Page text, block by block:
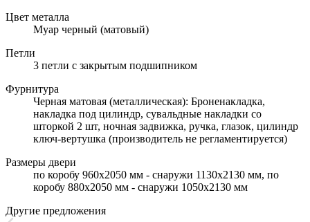
Цвет металла
Муар черный (матовый)
Петли
3 петли с закрытым подшипником
Фурнитура
Черная матовая (металлическая): Броненакладка,
накладка под цилиндр, сувальдные накладки со
шторкой 2 шт, ночная задвижка, ручка, глазок, цилиндр
ключ-вертушка (производитель не регламентируется)
Размеры двери
по коробу 960х2050 мм - снаружи 1130х2130 мм, по
коробу 880х2050 мм - снаружи 1050х2130 мм
Другие предложения